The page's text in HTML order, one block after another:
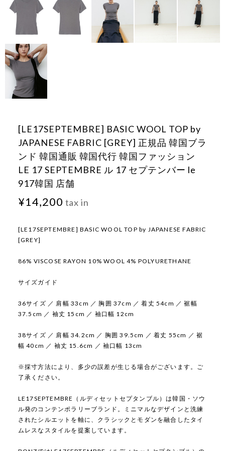
[LE17SEPTEMBRE] BASIC WOOL TOP by
JAPANESE FABRIC [GREY] 正規品 韓国ブラ
ンド 韓国通販 韓国代行 韓国ファッション
LE 17 SEPTEMBRE ル 17 セプテンバー le
917韓国 店舗
¥14,200 tax in
[LE17SEPTEMBRE] BASIC WOOL TOP by JAPANESE FABRIC
[GREY]
86% VISCOSE RAYON 10% WOOL 4% POLYURETHANE
サイズガイド
36サイズ ／ 肩幅 33cm ／ 胸囲 37cm ／ 着丈 54cm ／ 裾幅
37.5cm ／ 袖丈 15cm ／ 袖口幅 12cm
38サイズ ／ 肩幅 34.2cm ／ 胸囲 39.5cm ／ 着丈 55cm ／ 裾
幅 40cm ／ 袖丈 15.6cm ／ 袖口幅 13cm
※採寸方法により、多少の誤差が生じる場合がございます。ご
了承ください。
LE17SEPTEMBRE（ルディセットセプタンブル）は韓国・ソウ
ル発のコンテンポラリーブランド。ミニマルなデザインと洗練
されたシルエットを軸に、クラシックとモダンを融合したタイ
ムレスなスタイルを提案しています。